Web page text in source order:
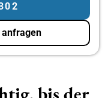
anfragen